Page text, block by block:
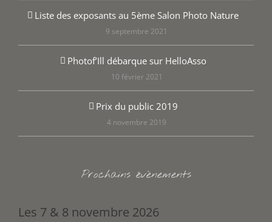
Liste des exposants au 5ème Salon Photo Nature
9 septembre 2021
Photof’Ill débarque sur HelloAsso
10 février 2021
Prix du public 2019
4 novembre 2019
Prochains évènements
Les 7 & 8 novembre 2026